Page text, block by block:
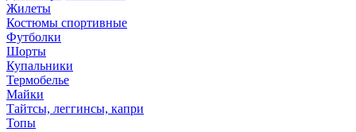
Жилеты
Костюмы спортивные
Футболки
Шорты
Купальники
Термобелье
Майки
Тайтсы, леггинсы, капри
Топы